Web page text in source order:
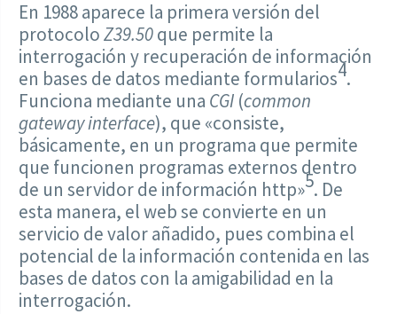
En 1988 aparece la primera versión del
protocoloZ39.50que permite la
interrogación y recuperación de información
en bases de datos mediante formularios4.
Funciona mediante una CGI (common
gateway interface), que «consiste,
básicamente, en un programa que permite
que funcionen programas externos dentro
de un servidor de información http»5. De
esta manera, el web se convierte en un
servicio de valor añadido, pues combina el
potencial de la información contenida en las
bases de datos con la amigabilidad en la
interrogación.